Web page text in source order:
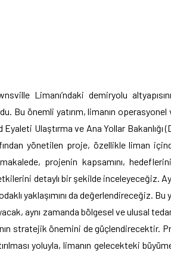
Limanı’ndaki demiryolu
Bu önemli yatırım, limanın
Eyaleti Ulaştırma ve Ana Yollar
yönetilen proje, özellikle liman
projenin kapsamını,
detaylı bir şekilde inceleyeceğiz.
yaklaşımını da değerlendireceğiz. Bu
aynı zamanda bölgesel ve ulusal
stratejik önemini de güçlendirecektir.
yoluyla, limanın gelecekteki